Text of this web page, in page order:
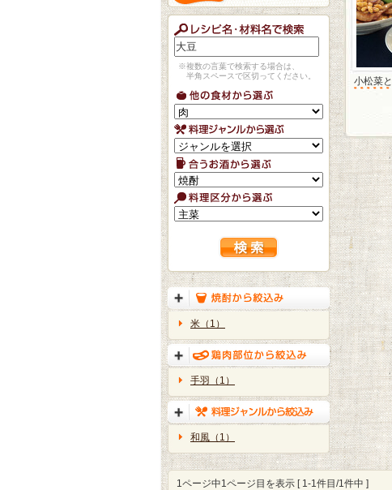
※複数の言葉で検索する場合は、
半角スペースで区切ってください。
米（1）
手羽（1）
和風（1）
小松菜
1ページ中1ページ目を表示 [ 1-1件目/1件中 ]